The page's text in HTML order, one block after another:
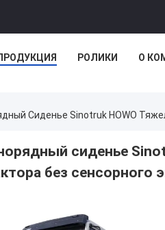
РОЛИКИ О
Сиденье Sinotruk HOWO
сиденье
без сенсорного